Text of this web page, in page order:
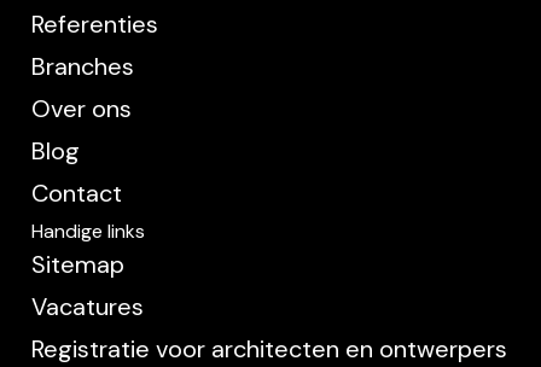
Referenties
Branches
Over ons
Blog
Contact
Handige links
Sitemap
Vacatures
Registratie voor architecten en ontwerpers